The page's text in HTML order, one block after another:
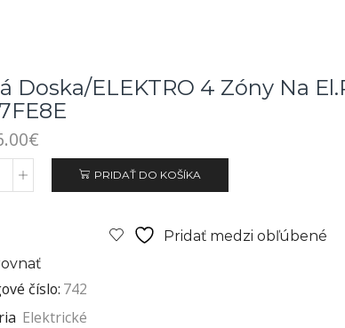
Doska/ELEKTRO 4 Zóny Na
€
PRIDAŤ DO KOŠÍKA
Pridať medzi obľúbené
číslo: 742
Elektrické